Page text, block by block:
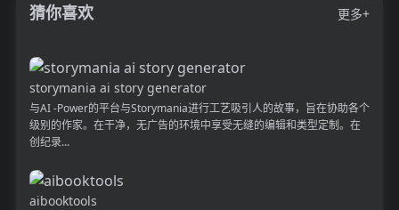
猜你喜欢 更多+
storymania ai story generator
与AI -Power的平台与Storymania进行工艺吸引人的故事，旨在协助各个
级别的作家。在干净，无广告的环境中享受无缝的编辑和类型定制。在
创纪录...
aibooktools